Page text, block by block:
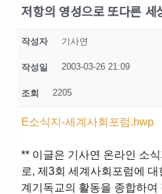
저항의 영성으로 또다른 세
작성자 기사연
작성일 2003-03-26 21:09
조회 2205
E소식지-세계사회포럼.hwp
** 이글은 기사연 온라인 소
로, 제3회 세계사회포럼에
계기독교의 활동을 종합하여